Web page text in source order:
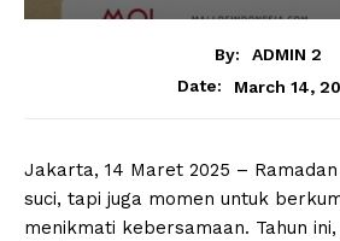
By:
ADMIN 2
Date:
March 14,
Jakarta, 14 Maret 2025 –
suci, tapi juga momen untuk
menikmati kebersamaan. Tahun